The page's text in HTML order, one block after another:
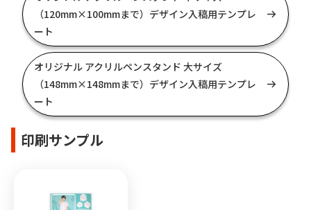
（120mm×100mmまで）デザイン入稿用テンプレ
ート
オリジナル アクリルペンスタンド 大サイズ
（148mm×148mmまで）デザイン入稿用テンプレ
ート
印刷サンプル